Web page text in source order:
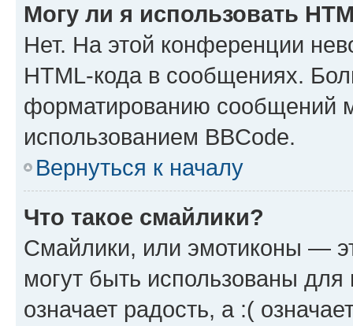
Могу ли я использовать
Нет. На этой конференции
HTML-кода в сообщениях.
форматированию сообщений
использованием BBCode.
Вернуться к началу
Что такое смайлики?
Смайлики, или эмотиконы —
могут быть использованы
означает радость, а :(